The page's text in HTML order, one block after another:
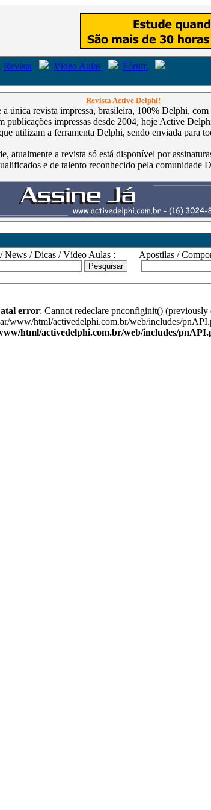
Revista Vídeo Aulas
Fórum
Revista Active Delphi!
única revista impressa, brasileira, 100% Delphi, com
publicações impressas desde 2004, hoje Active
utilizam a ferramenta Delphi, sendo enviada para
atualmente a revista só está disponível por
e de talento reconhecido pela comunidade
/ Dicas / Vídeo Aulas :
Apostilas /
error: Cannot redeclare pnconfiginit() (previously
www/html/activedelphi.com.br/web/includes/
html/activedelphi.com.br/web/includes/